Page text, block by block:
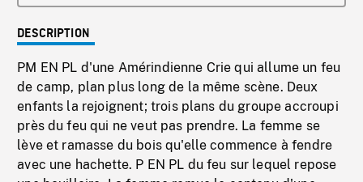
DESCRIPTION
PM EN PL d'une Amérindienne Crie qui allume un feu
de camp, plan plus long de la même scène. Deux
enfants la rejoignent; trois plans du groupe accroupi
près du feu qui ne veut pas prendre. La femme se
lève et ramasse du bois qu'elle commence à fendre
avec une hachette. P EN PL du feu sur lequel repose